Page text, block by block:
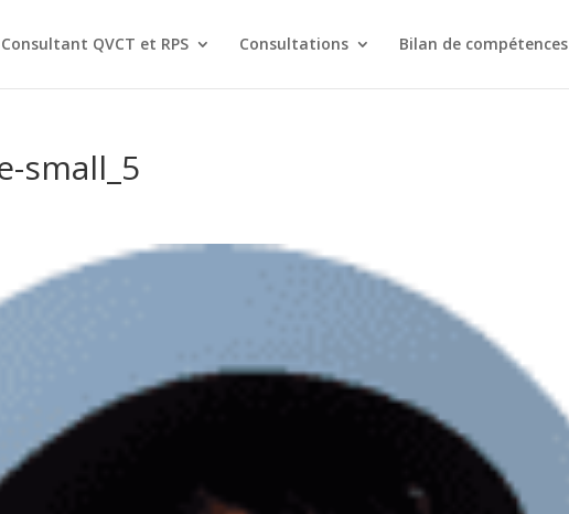
Consultant QVCT et RPS Consultations Bilan de compétences
small_5